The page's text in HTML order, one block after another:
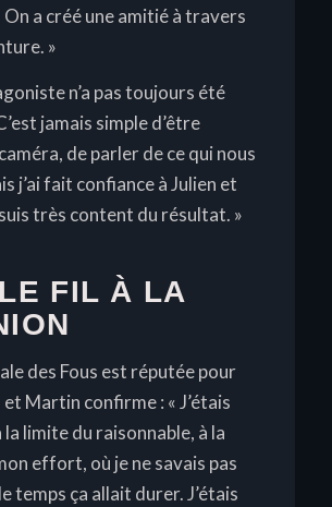
a créé une amitié à travers
»
n’a pas toujours été
jamais simple d’être
de parler de ce qui nous
j’ai fait confiance à Julien et
très content du résultat. »
FIL À LA
des Fous est réputée pour
et Martin confirme : « J’étais
limite du raisonnable, à la
effort, où je ne savais pas
temps ça allait durer. J’étais